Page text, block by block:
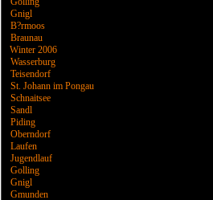
Gnigl
B?rmoos
Braunau
Winter 2006
Wasserburg
Teisendorf
St. Johann im Pongau
Schnaitsee
Sandl
Piding
Oberndorf
Laufen
Jugendlauf
Golling
Gnigl
Gmunden